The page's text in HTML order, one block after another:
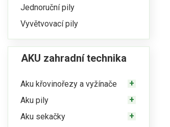
Jednoruční pily
Vyvětvovací pily
AKU zahradní technika
Aku křovinořezy a vyžínače
Aku pily
Aku sekačky